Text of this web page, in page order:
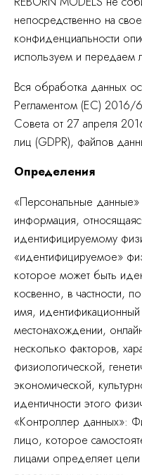
непосредственно на
конфиденциальности
используем и
Вся обработка данных
Регламентом (ЕС) 2016/
Совета от 27 апреля
лиц (GDPR), файлов
Определения
«Персональные
информация,
идентифицируемому
«идентифицируемое»
которое может быть
косвенно, в частности,
имя,
местонахождении,
несколько факторов,
физиологической,
экономической,
идентичности этого
«Контроллер данных»:
лицо, которое
лицами определяет